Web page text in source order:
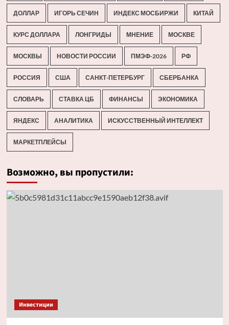
ДОЛЛАР ИГОРЬ СЕЧИН ИНДЕКС МОСБИРЖИ КИТАЙ
КУРС ДОЛЛАРА ЛОНГРИДЫ МНЕНИЕ МОСКВЕ
МОСКВЫ НОВОСТИ РОССИИ ПМЭФ-2026 РФ
РОССИЯ США САНКТ-ПЕТЕРБУРГ СБЕРБАНКА
СЛОВАРЬ СТАВКА ЦБ ФИНАНСЫ ЭКОНОМИКА
ЯНДЕКС АНАЛИТИКА ИСКУССТВЕННЫЙ ИНТЕЛЛЕКТ
МАРКЕТПЛЕЙСЫ
Возможно, вы пропустили:
Инвестиции